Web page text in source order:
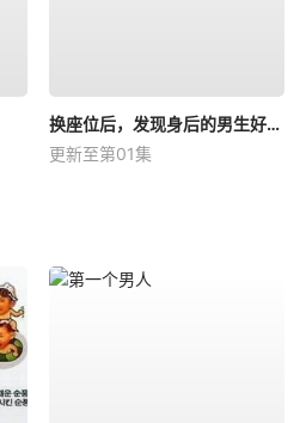
换座位后，发现身后的男生好像喜欢我
更新至第01集